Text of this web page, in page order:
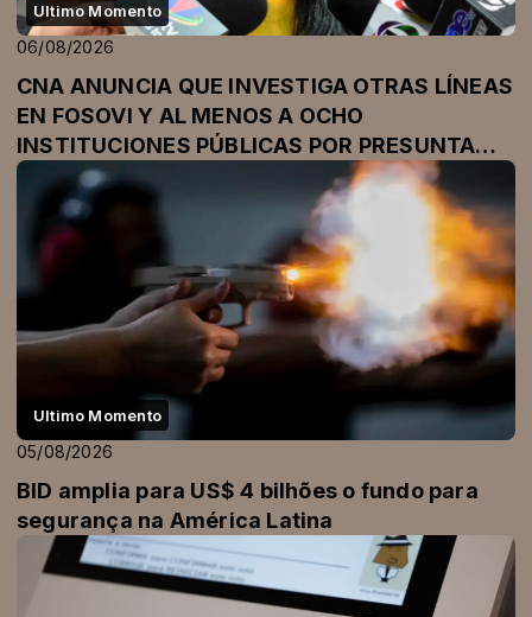
Ultimo Momento
06/08/2026
CNA ANUNCIA QUE INVESTIGA OTRAS LÍNEAS
EN FOSOVI Y AL MENOS A OCHO
INSTITUCIONES PÚBLICAS POR PRESUNTA
CORRUPCIÓN
Ultimo Momento
05/08/2026
BID amplia para US$ 4 bilhões o fundo para
segurança na América Latina